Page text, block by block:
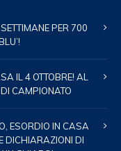
PER 700
IL 4 OTTOBRE! AL
CAMPIONATO
ESORDIO IN CASA
DICHIARAZIONI DI